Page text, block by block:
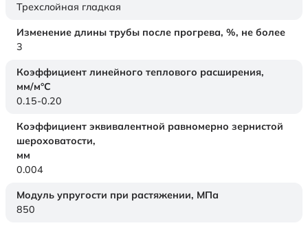
Трехслойная гладкая
Изменение длины трубы после прогрева, %, не более
3
Коэффициент линейного теплового расширения,
мм/м°С
0.15-0.20
Коэффициент эквивалентной равномерно зернистой
шероховатости,
мм
0.004
Модуль упругости при растяжении, МПа
850